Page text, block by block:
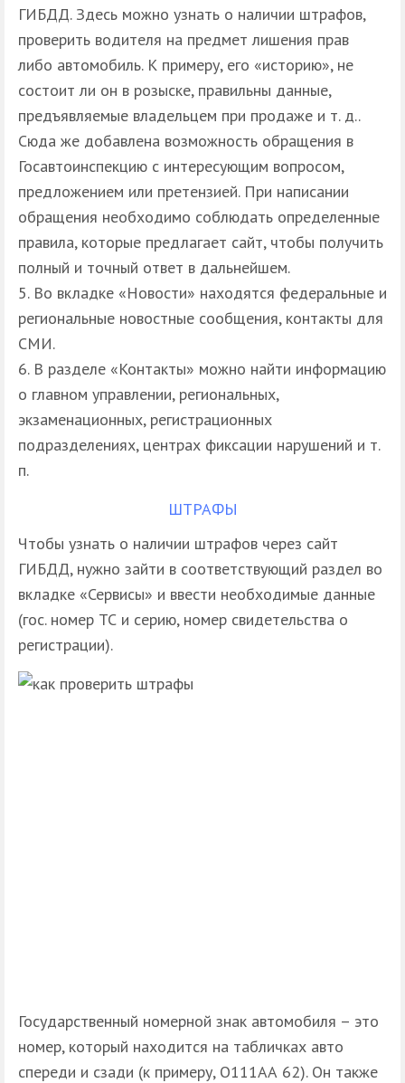
ГИБДД. Здесь можно узнать о наличии штрафов,
проверить водителя на предмет лишения прав
либо автомобиль. К примеру, его «историю», не
состоит ли он в розыске, правильны данные,
предъявляемые владельцем при продаже и т. д..
Сюда же добавлена возможность обращения в
Госавтоинспекцию с интересующим вопросом,
предложением или претензией. При написании
обращения необходимо соблюдать определенные
правила, которые предлагает сайт, чтобы получить
полный и точный ответ в дальнейшем.
Во вкладке «Новости» находятся федеральные и
региональные новостные сообщения, контакты для
СМИ.
В разделе «Контакты» можно найти информацию
о главном управлении, региональных,
экзаменационных, регистрационных
подразделениях, центрах фиксации нарушений и т.
п.
ШТРАФЫ
Чтобы узнать о наличии штрафов через сайт
ГИБДД, нужно зайти в соответствующий раздел во
вкладке «Сервисы» и ввести необходимые данные
(гос. номер ТС и серию, номер свидетельства о
регистрации).
Государственный номерной знак автомобиля – это
номер, который находится на табличках авто
спереди и сзади (к примеру, О111АА 62). Он также